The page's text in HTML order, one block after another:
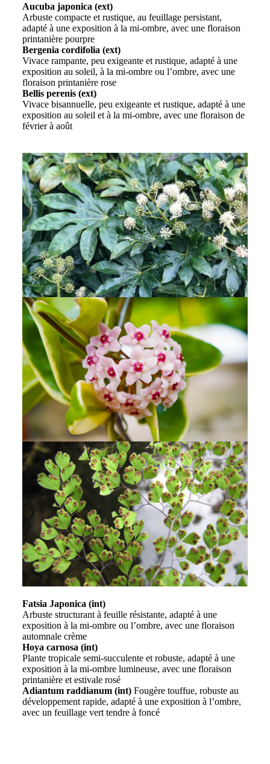
Aucuba japonica (ext)
Arbuste compacte et rustique, au feuillage persistant,
adapté à une exposition à la mi-ombre, avec une floraison
printanière pourpre
Bergenia cordifolia (ext)
Vivace rampante, peu exigeante et rustique, adapté à une
exposition au soleil, à la mi-ombre ou l’ombre, avec une
floraison printanière rose
Bellis perenis (ext)
Vivace bisannuelle, peu exigeante et rustique, adapté à une
exposition au soleil et à la mi-ombre, avec une floraison de
février à août
Fatsia Japonica (int)
Arbuste structurant à feuille résistante, adapté à une
exposition à la mi-ombre ou l’ombre, avec une floraison
automnale crème
Hoya carnosa (int)
Plante tropicale semi-succulente et robuste, adapté à une
exposition à la mi-ombre lumineuse, avec une floraison
printanière et estivale rosé
Adiantum raddianum (int)Fougère touffue, robuste au
développement rapide, adapté à une exposition à l’ombre,
avec un feuillage vert tendre à foncé